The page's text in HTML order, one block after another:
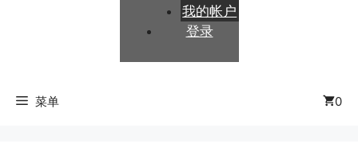
我的帐户
登录
菜单 0